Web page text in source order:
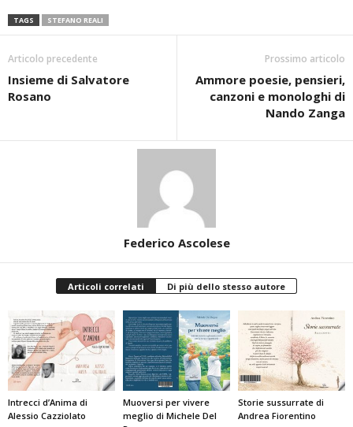
TAGS STEFANO REALI
Articolo precedente
Insieme di Salvatore
Rosano
Prossimo articolo
Ammore poesie, pensieri,
canzoni e monologhi di
Nando Zanga
Federico Ascolese
Articoli correlati Di più dello stesso autore
Intrecci d’Anima di
Alessio Cazziolato
Muoversi per vivere
meglio di Michele Del
Storie sussurrate di
Andrea Fiorentino